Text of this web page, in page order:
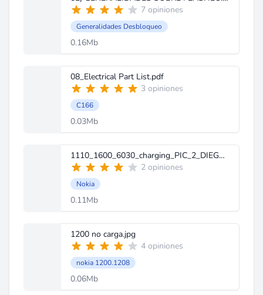
7 opiniones
Generalidades Desbloqueo
0.16Mb
08_Electrical Part List.pdf
3 opiniones
C166
0.03Mb
1110_1600_6030_charging_PIC_2_DIEGO[2]carga.JPG
2 opiniones
Nokia
0.11Mb
1200 no carga.jpg
4 opiniones
nokia 1200.1208
0.06Mb